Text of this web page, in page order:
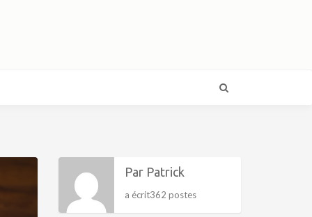
Par Patrick
a écrit362 postes